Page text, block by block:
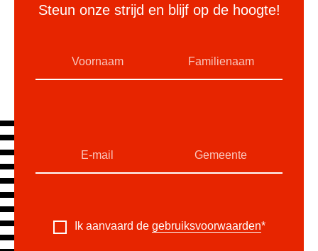
Steun onze strijd en blijf op de hoogte!
Ik aanvaard de gebruiksvoorwaarden*